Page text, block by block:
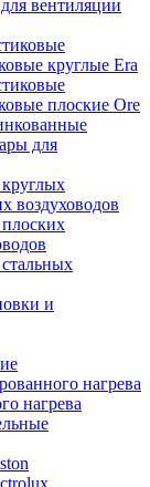
вентиляции
круглые Era
плоские Ore
для
воздуховодов
и
нагрева
нагрева